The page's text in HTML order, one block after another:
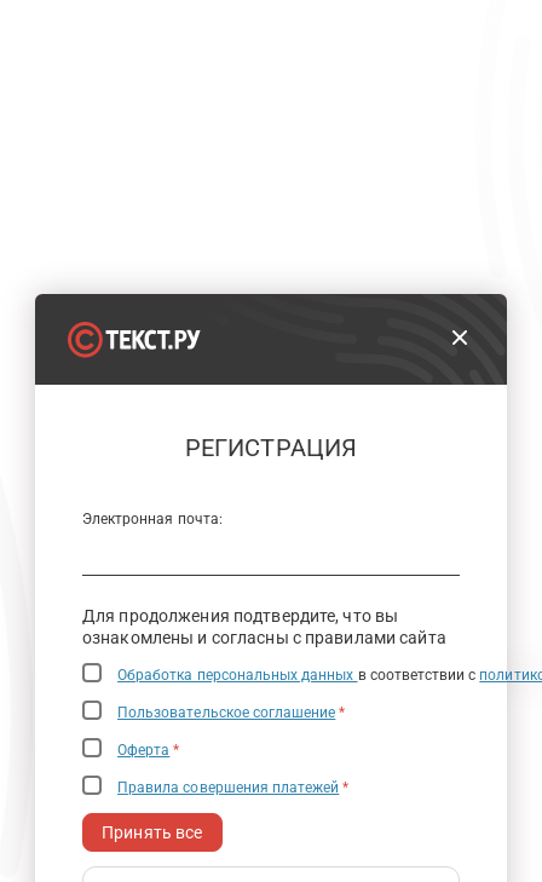
РЕГИСТРАЦИЯ
Электронная почта:
Для продолжения подтвердите, что вы
ознакомлены и согласны с правилами сайта
Обработка персональных данных в соответствии с
Пользовательское соглашение *
Оферта *
Правила совершения платежей *
Принять все